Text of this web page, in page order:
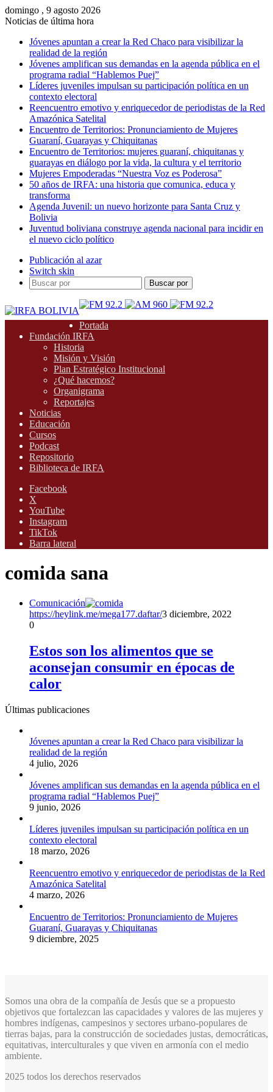
domingo , 9 agosto 2026
Noticias de última hora
Jóvenes apuntan a crear la Red Chaco para visibilizar la
realidad de la región
Jóvenes amplifican sus demandas en la agenda pública en el
programa radial “Hablemos Puej”
Líderes juveniles impulsan su participación política en un
contexto electoral
Reencuentro emotivo y enriquecedor de periodistas de la Red
Amazónica Satelital
Encuentro de Territorios: Pronunciamiento de Mujeres
Guaraní, Guarayas y Chiquitanas
Encuentro de Territorios: mujeres guaraní, chiquitanas y
guarayas en diálogo por la vida, la cultura y el territorio
Mujeres Empoderadas “Nuestra Voz es Poderosa”
50 años de IRFA: una historia que comunica, educa y
transforma
Agenda Juvenil: un nuevo horizonte para Santa Cruz y
Bolivia
Juventud boliviana construye agenda nacional para incidir en
el nuevo ciclo político
Publicación al azar
Switch skin
Buscar por
Portada
Fundación IRFA
Historia
Misión y Visión
Plan Estratégico Institucional
¿Qué hacemos?
Organigrama
Reportajes
Noticias
Educación
Cursos
Podcast
Repositorio
Biblioteca de IRFA
Facebook
X
YouTube
Instagram
TikTok
Barra lateral
comida sana
Comunicación
https://heylink.me/mega177.daftar/3 diciembre, 2022
0
Estos son los alimentos que se
aconsejan consumir en épocas de
calor
Últimas publicaciones
Jóvenes apuntan a crear la Red Chaco para visibilizar la
realidad de la región
4 julio, 2026
Jóvenes amplifican sus demandas en la agenda pública en el
programa radial “Hablemos Puej”
9 junio, 2026
Líderes juveniles impulsan su participación política en un
contexto electoral
18 marzo, 2026
Reencuentro emotivo y enriquecedor de periodistas de la Red
Amazónica Satelital
4 marzo, 2026
Encuentro de Territorios: Pronunciamiento de Mujeres
Guaraní, Guarayas y Chiquitanas
9 diciembre, 2025
Somos una obra de la compañía de Jesús que se a propuesto
objetivos que fortalezcan las capacidades y valores de las mujeres y
hombres indígenas, campesinos y sectores urbano-populares de
tierras bajas, para la construcción de sociedades justas, democráticas,
equitativas, interculturales y que viven en armonía con el medio
ambiente.
2025 todos los derechos reservados